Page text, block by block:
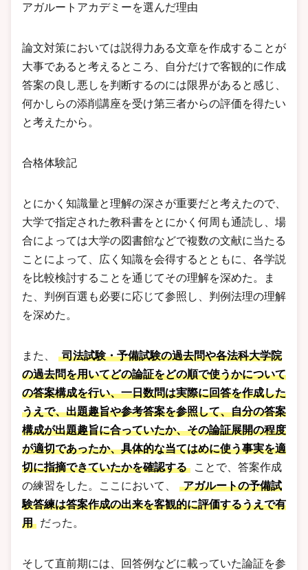
アガルートアカデミーを選んだ理由
論文対策においては説得力ある文章を作成することが
大事であると考えるところ、自分だけで客観的に作成
答案の良し悪しを判断するのには限界があると感じ、
何かしらの添削講座を受け第三者からの評価を得たい
と考えたから。
合格体験記
とにかく知識量と理解の深さが重要だと考えたので、
大学で指定された教科書をとにかく何周も通読し、場
合によっては大学の図書館などで複数の文献に当たる
ことによって、広く知識を会得するとともに、各学説
を比較検討することを通じてその理解を深めた。ま
た、判例百選も必要に応じて参照し、判例法理の理解
を深めた。
また、
司法試験・予備試験の過去問や各法科大学院
の過去問を用いてどの論証をどの順で使うかについて
の答案構成を行い、一日数問は実際に回答を作成した
うえで、出題趣旨や参考答案を参照して、自分の答案
構成が出題趣旨に合っていたか、その論証展開の程度
が適切であったか、具体的な当てはめに使う事実を適
切に指摘できていたかを確認する
ことで、答案作成
の練習をした。ここにおいて、
アガルートの予備試
験答練は答案作成の出来を客観的に評価するうえで有
用
だった。
そして直前期には、回答例などに載っていた論証を参